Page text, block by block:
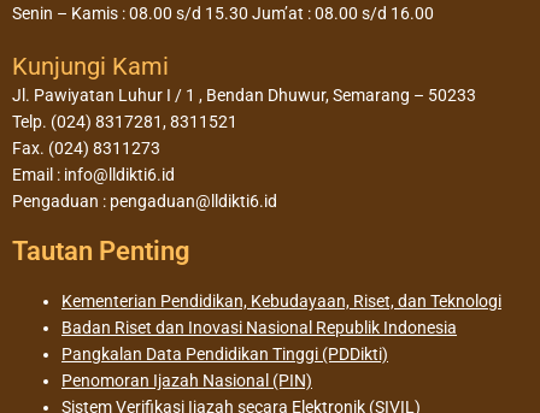
Senin – Kamis : 08.00 s/d 15.30 Jum’at : 08.00 s/d 16.00
Kunjungi Kami
Jl. Pawiyatan Luhur I / 1 , Bendan Dhuwur, Semarang – 50233
Telp. (024) 8317281, 8311521
Fax. (024) 8311273
Email : info@lldikti6.id
Pengaduan : pengaduan@lldikti6.id
Tautan Penting
Kementerian Pendidikan, Kebudayaan, Riset, dan Teknologi
Badan Riset dan Inovasi Nasional Republik Indonesia
Pangkalan Data Pendidikan Tinggi (PDDikti)
Penomoran Ijazah Nasional (PIN)
Sistem Verifikasi Ijazah secara Elektronik (SIVIL)